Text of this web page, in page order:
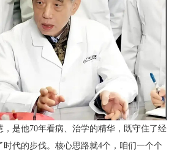
，是他70年看病、治学的精华，既守住了经
时代的步伐。核心思路就4个，咱们一个个